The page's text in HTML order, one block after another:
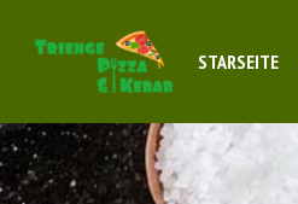
STARSEITE